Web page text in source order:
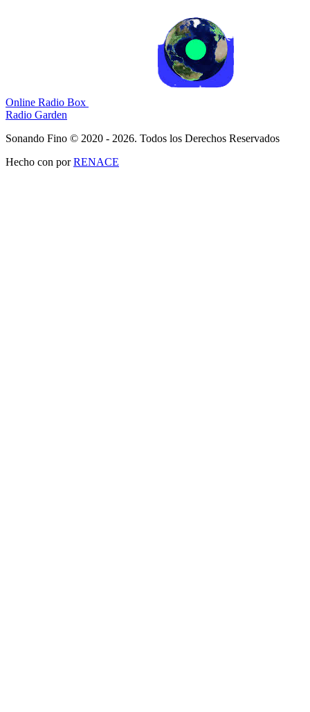
Online Radio Box
Radio Garden
Sonando Fino © 2020 - 2026. Todos los Derechos Reservados
Hecho con porRENACE